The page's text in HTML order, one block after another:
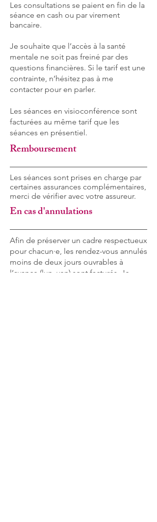
Les consultations se paient en fin de la
séance en cash ou par virement
bancaire.
Je souhaite que l’accès à la santé
mentale ne soit pas freiné par des
questions financières. Si le tarif est une
contrainte, n’hésitez pas à me
contacter pour en parler.
Les séances en visioconférence sont
facturées au même tarif que les
séances en présentiel.
Remboursement
Les séances sont prises en charge par
certaines assurances complémentaires,
merci de vérifier avec votre assureur.
En cas d'annulations
Afin de préserver un cadre respectueux
pour chacun·e, les rendez-vous annulés
moins de deux jours ouvrables à
l’avance (lun–ven) sont facturés. Je